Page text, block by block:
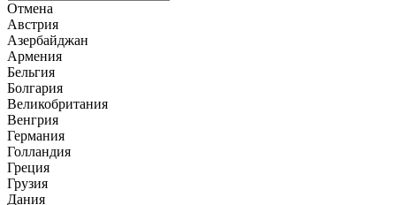
Отмена
Австрия
Азербайджан
Армения
Бельгия
Болгария
Великобритания
Венгрия
Германия
Голландия
Греция
Грузия
Дания